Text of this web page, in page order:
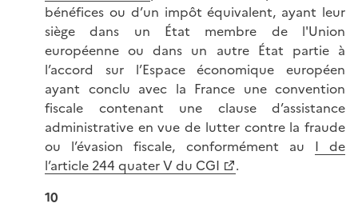
bénéfices ou d’un impôt équivalent, ayant leur
siège dans un État membre de l'Union
européenne ou dans un autre État partie à
l’accord sur l’Espace économique européen
ayant conclu avec la France une convention
fiscale contenant une clause d’assistance
administrative en vue de lutter contre la fraude
ou l’évasion fiscale, conformément au I de
l’article 244 quater V du CGI
.
10